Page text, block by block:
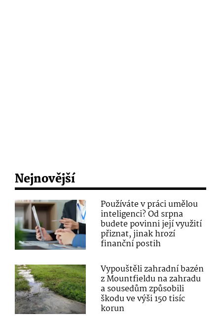
Nejnovější
Používáte v práci umělou
inteligenci? Od srpna
budete povinni její využití
přiznat, jinak hrozí
finanční postih
Vypouštěli zahradní bazén
z Mountfieldu na zahradu
a sousedům způsobili
škodu ve výši 150 tisíc
korun